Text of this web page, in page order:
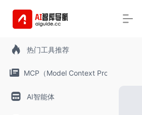
热门工具推荐
MCP（Model Context Protocol）
AI智能体